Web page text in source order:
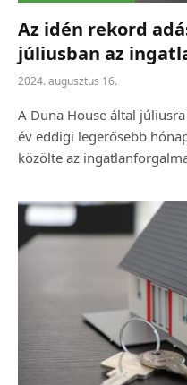
Az idén rekord
júliusban az
2024. augusztus 16.
A Duna House által
év eddigi legerősebb
közölte az